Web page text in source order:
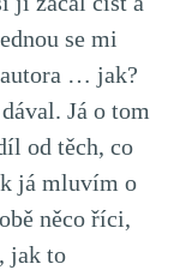
se mi
… jak?
Já o tom
od těch, co
já mluvím o
něco říci,
jak to